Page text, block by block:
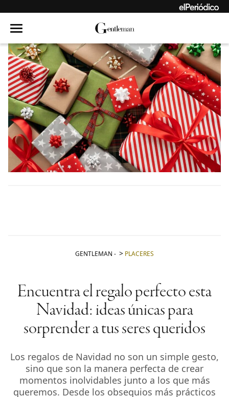
GENTLEMAN - PLACERES
Encuentra el regalo perfecto esta
Navidad: ideas únicas para
sorprender a tus seres queridos
Los regalos de Navidad no son un simple gesto,
sino que son la manera perfecta de crear
momentos inolvidables junto a los que más
queremos. Desde los obsequios más prácticos